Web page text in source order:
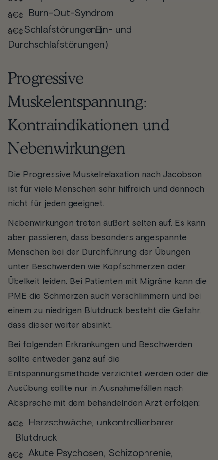
Burn-Out-Syndrom
Schlafstörungen(
Ein- und
Durchschlafstörungen)
Progressive
Muskelentspannung:
Kontraindikationen und
Nebenwirkungen
Die Progressive Muskelrelaxation nach Jacobson
ist für viele Menschen sehr hilfreich und dennoch
nicht für jeden geeignet.
Nebenwirkungen treten äußert selten auf. Es kann
aber passieren, dass besonders angespannte
Menschen bei der Durchführung der Übungen
unter Beschwerden wie Kopfschmerzen oder
Übelkeit leiden. Bei Patienten mit Migräne kann die
PME die Schmerzen auch verschlimmern und bei
einem zu niedrigen Blutdruck besteht die Gefahr,
dass dieser weiter absinkt.
Bei folgenden Erkrankungen und Beschwerden
sollte entweder ganz auf die
Entspannungsmethode verzichtet werden oder die
Ausübung sollte nur in Ausnahmefällen nach
Absprache mit dem behandelnden Arzt erfolgen:
Herzschwäche, unkontrollierbarer
Blutdruck
Akute Psychosen, Schizophrenie,